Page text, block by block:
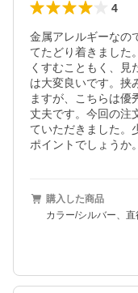
4
金属アレルギーなの
てたどり着きました
くすむこともく、見
は大変良いです。挟
ますが、こちらは優
丈夫です。今回の注
ていただきました。
ポイントでしょうか。
購入した商品
カラー/シルバー、